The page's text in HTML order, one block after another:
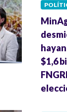
$1,6